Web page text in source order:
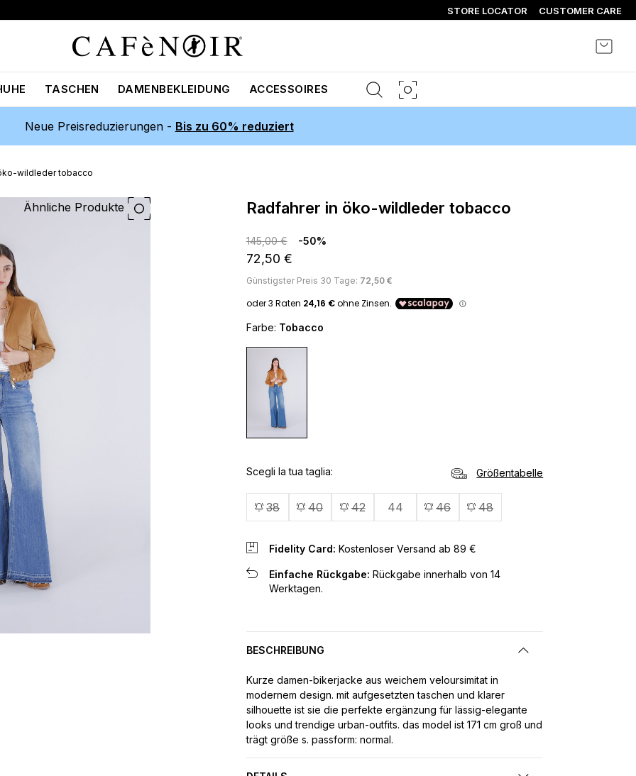
STORE LOCATOR CUSTOMER CARE
Mein
TASCHEN DAMENBEKLEIDUNG ACCESSOIRES
Neue Preisreduzierungen - Bis zu 60% reduziert
wildleder tobacco
Ähnliche Produkte radfahrer in öko-wildleder tobacco
145,00 € -50%
72,50 €
Günstigster Preis 30 Tage: 72,50 €
Farbe: Tobacco
Scegli la tua taglia
38 40 42 44 46 48
Größentabelle
Fidelity Card: Kostenloser Versand ab 89 €
Einfache Rückgabe: Rückgabe innerhalb von 14
Werktagen.
BESCHREIBUNG
Kurze damen-bikerjacke aus weichem veloursimitat in
modernem design. mit aufgesetzten taschen und klarer
silhouette ist sie die perfekte ergänzung für lässig-elegante
looks und trendige urban-outfits. das model ist 171 cm groß und
trägt größe s. passform: normal.